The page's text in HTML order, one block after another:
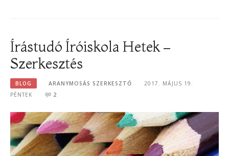
Írástudó Íróiskola Hetek –
Szerkesztés
BLOG ARANYMOSÁS SZERKESZTŐ
2017. MÁJUS 19.
PÉNTEK
2